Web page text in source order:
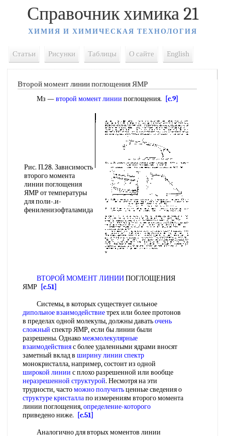
Справочник химика 21
ХИМИЯ И ХИМИЧЕСКАЯ ТЕХНОЛОГИЯ
Статьи Рисунки Таблицы О сайте English
Второй момент линии поглощения ЯМР
Мз —второй момент линии поглощения. [c.9]
Рис. П.28. Зависимость
второго момента
линии поглощения
ЯМР от температуры
для поли-.и-
фениленизофталамида
ВТОРОЙ МОМЕНТ ЛИНИИПОГЛОЩЕНИЯ
ЯМР [c.51]
Системы, в которых существует сильное
дипольное взаимодействиетрех или более протонов
в пределах одной молекулы, должны даватьочень
сложный спектр ЯМР, если бы линии были
разрешены. Однакомежмолекулярные
взаимодействияс более удаленными ядрами вносят
заметный вклад в ширину линии спектр
монокристалла, например, состоит из одной
широкой линии с плохо разрешенной или вообще
неразрешенной структурой. Несмотря на эти
трудности, частоможно получитьценные сведения о
структуре кристаллапо измерениям второго момента
линии поглощения,определение-которого
приведено ниже.
[c.51]
Аналогично для вторых моментов линии